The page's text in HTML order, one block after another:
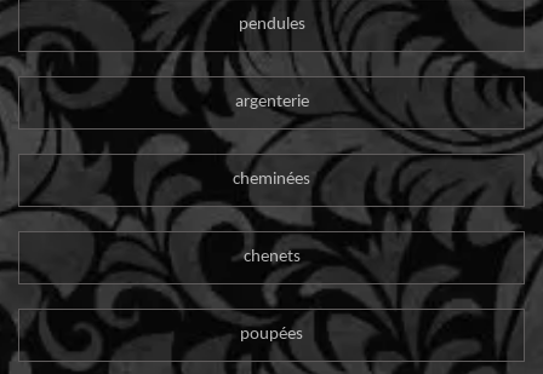
pendules
argenterie
cheminées
chenets
poupées